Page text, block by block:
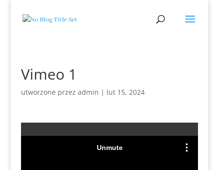
Vimeo 1
utworzone przez admin | lut 15, 2024